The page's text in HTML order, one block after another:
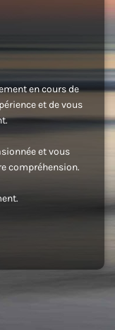
en cours de
et de vous
et vous
compréhension.